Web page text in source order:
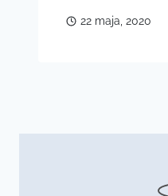
22 maja, 2020